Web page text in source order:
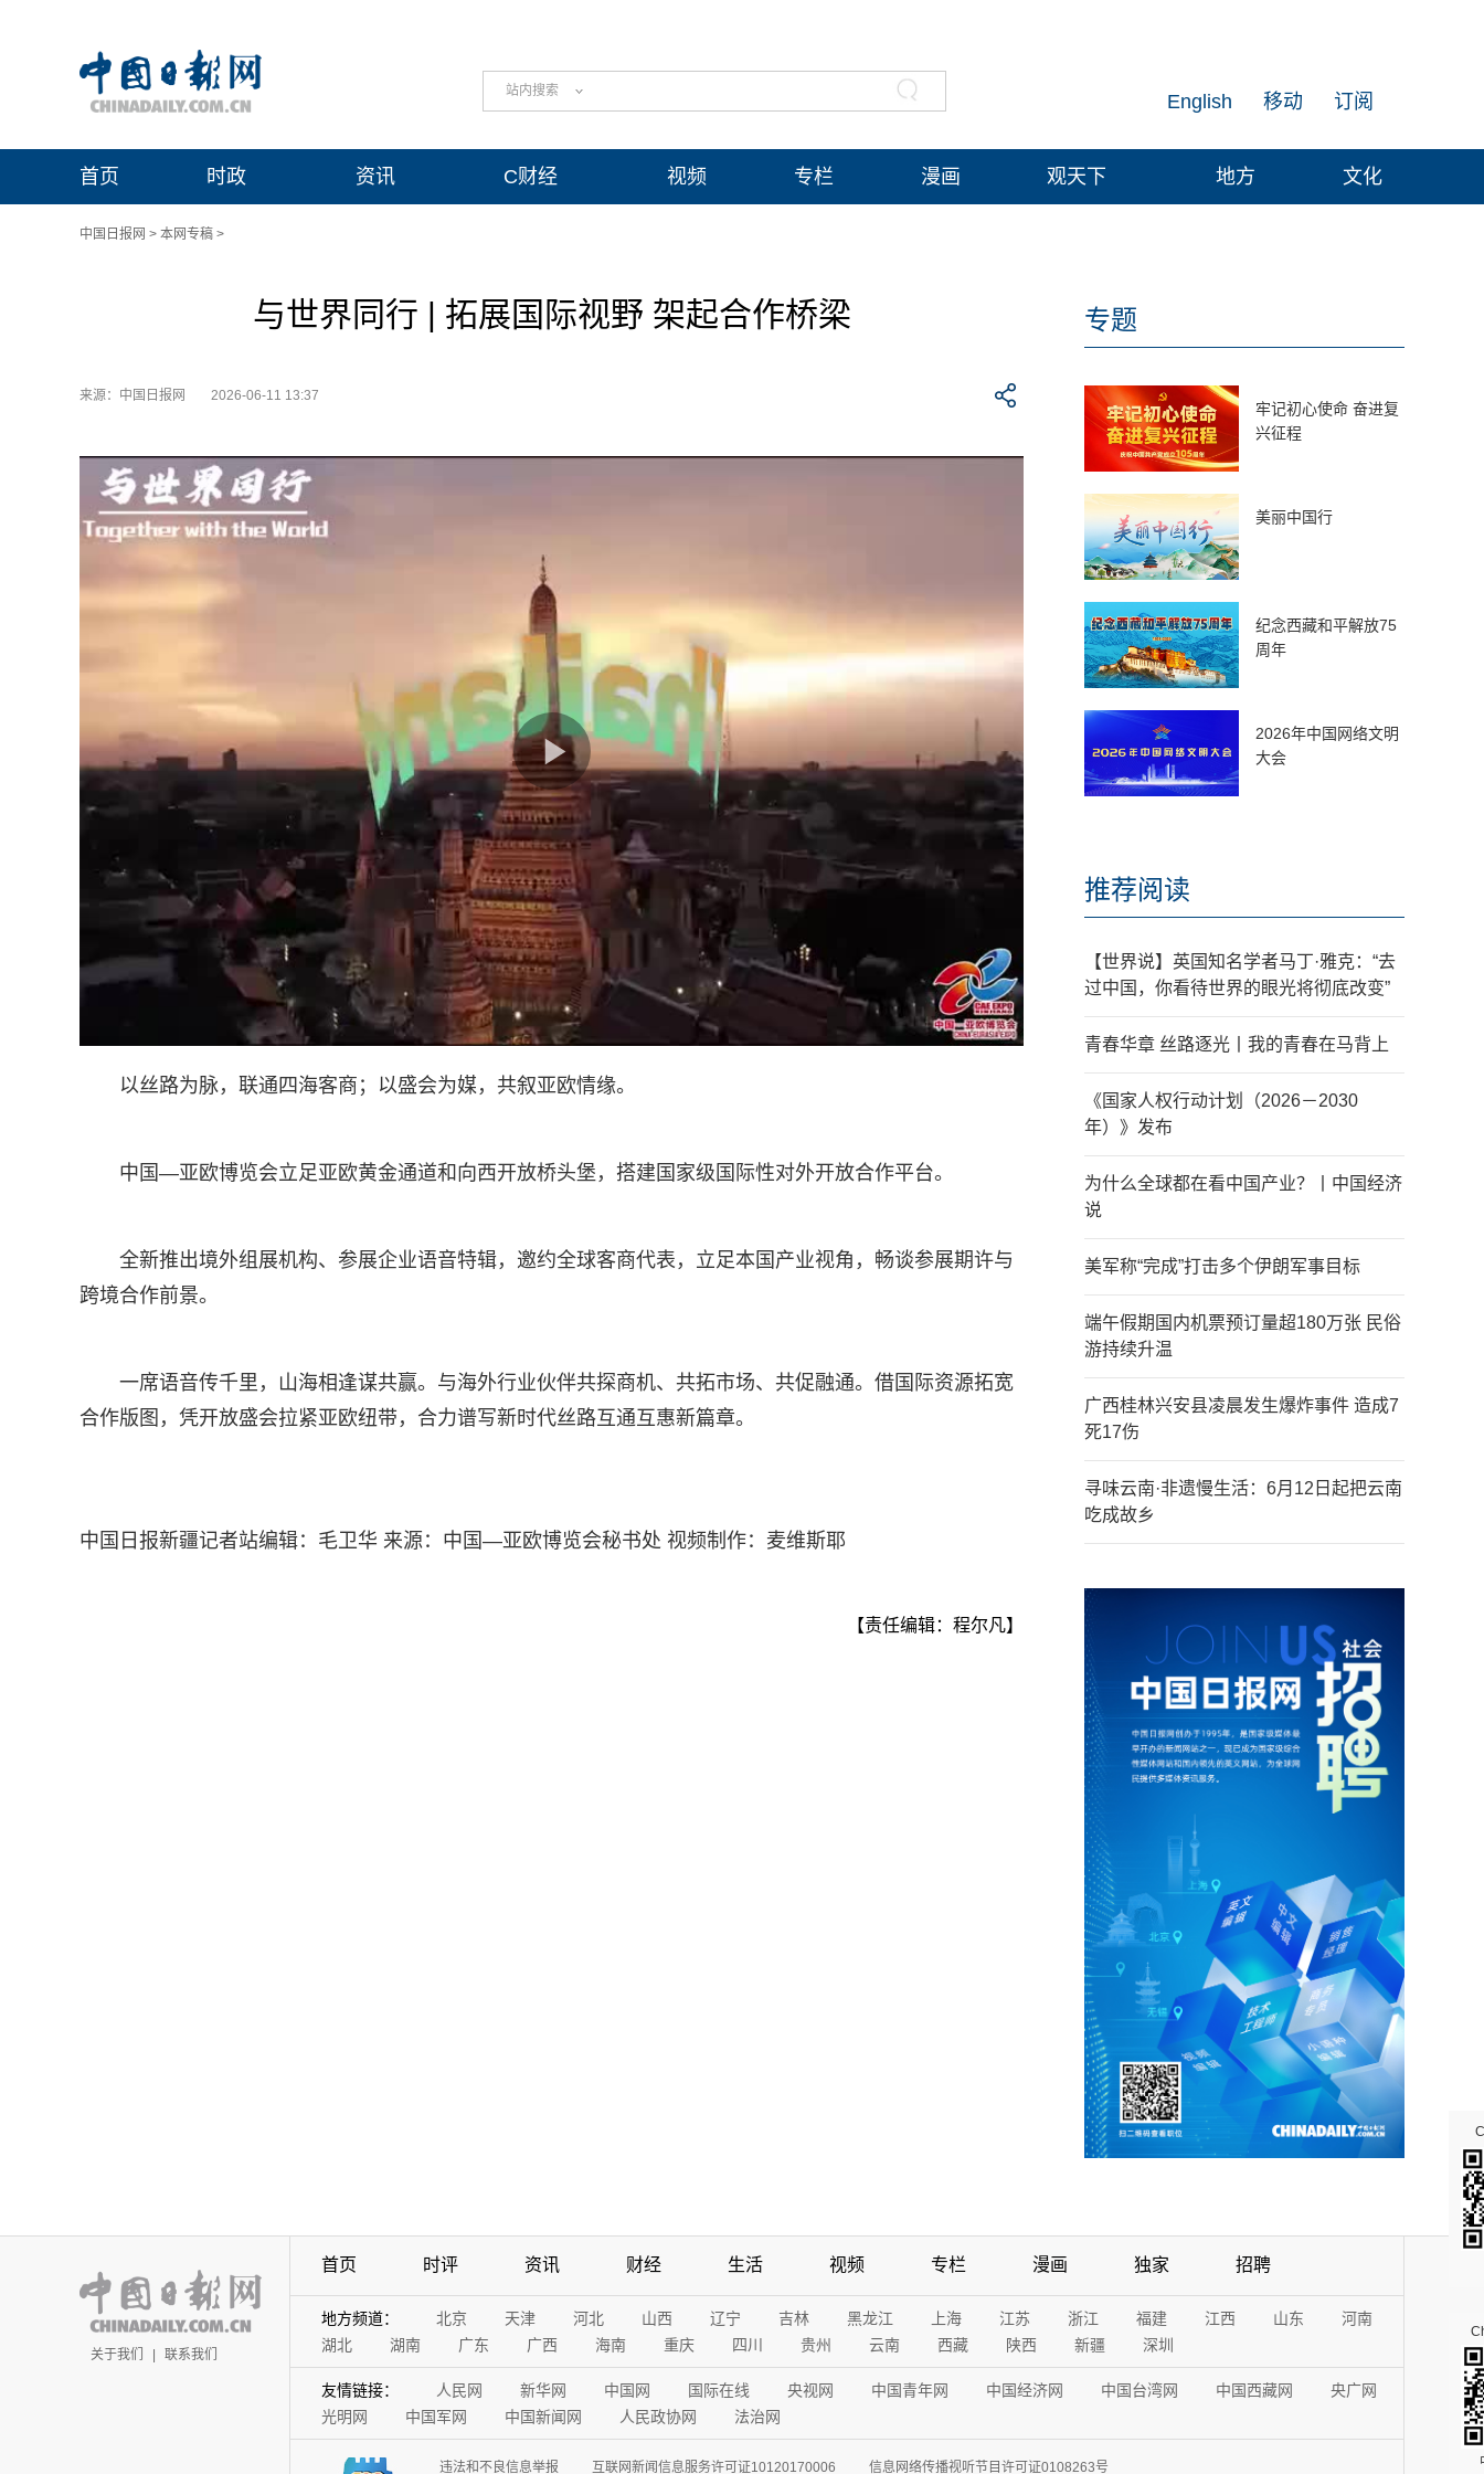
站内搜索 订阅
移动
English
首页 时政 资讯 C财经 视频 专栏 漫画 观天下 地方 文化
中国日报网 > 本网专稿 >
与世界同行 | 拓展国际视野 架起合作桥梁
来源：中国日报网 2026-06-11 13:37
以丝路为脉，联通四海客商；以盛会为媒，共叙亚欧情缘。
中国—亚欧博览会立足亚欧黄金通道和向西开放桥头堡，搭建国家级国际性对外开放合作平台。
全新推出境外组展机构、参展企业语音特辑，邀约全球客商代表，立足本国产业视角，畅谈参展期许与
跨境合作前景。
一席语音传千里，山海相逢谋共赢。与海外行业伙伴共探商机、共拓市场、共促融通。借国际资源拓宽
合作版图，凭开放盛会拉紧亚欧纽带，合力谱写新时代丝路互通互惠新篇章。
中国日报新疆记者站编辑：毛卫华 来源：中国—亚欧博览会秘书处 视频制作：麦维斯耶
【责任编辑：程尔凡】
专题
牢记初心使命 奋进复
兴征程
美丽中国行
纪念西藏和平解放75
周年
2026年中国网络文明
大会
推荐阅读
【世界说】英国知名学者马丁·雅克：“去
过中国，你看待世界的眼光将彻底改变”
青春华章 丝路逐光丨我的青春在马背上
《国家人权行动计划（2026－2030
年）》发布
为什么全球都在看中国产业？丨中国经济
说
美军称“完成”打击多个伊朗军事目标
端午假期国内机票预订量超180万张 民俗
游持续升温
广西桂林兴安县凌晨发生爆炸事件 造成7
死17伤
寻味云南·非遗慢生活：6月12日起把云南
吃成故乡
关于我们 | 联系我们
首页 时评 资讯 财经 生活 视频 专栏 漫画 独家 招聘
地方频道： 北京 天津 河北 山西 辽宁 吉林 黑龙江 上海 江苏 浙江 福建 江西 山东
河南
湖北
湖南 广东 广西 海南 重庆 四川 贵州 云南 西藏 陕西 新疆 深圳
友情链接： 人民网 新华网 中国网 国际在线 央视网 中国青年网 中国经济网 中国台湾网 中国西藏网
央广网
光明网
中国军网 中国新闻网 人民政协网 法治网
违法和不良信息举报 互联网新闻信息服务许可证10120170006 信息网络传播视听节目许可证0108263号